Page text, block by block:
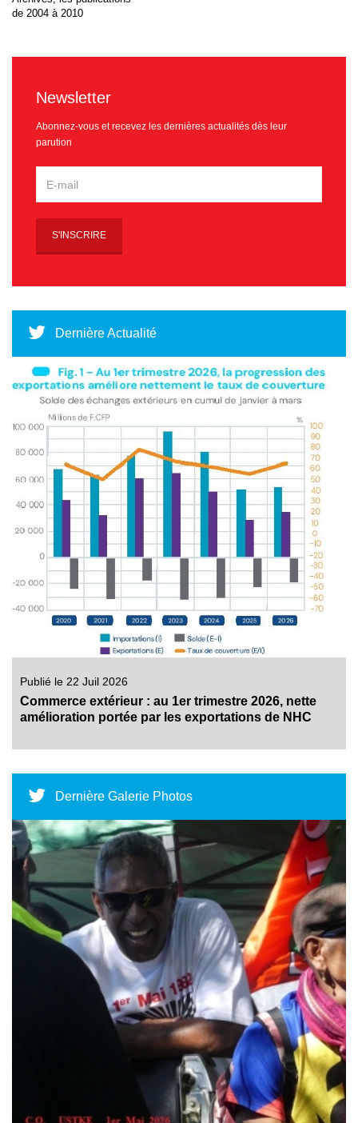
de 2004 à 2010
Newsletter
Abonnez-vous et recevez les dernières actualités dès leur
parution
Dernière Actualité
Publié le 22 Juil 2026
Commerce extérieur : au 1er trimestre 2026, nette
amélioration portée par les exportations de NHC
Dernière Galerie Photos